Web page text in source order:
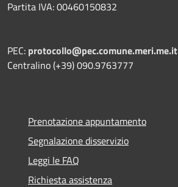
Partita IVA: 00460150832
PEC: protocollo@pec.comune.meri.me.it
Centralino (+39) 090.9763777
Prenotazione appuntamento
Segnalazione disservizio
Leggi le FAQ
Richiesta assistenza